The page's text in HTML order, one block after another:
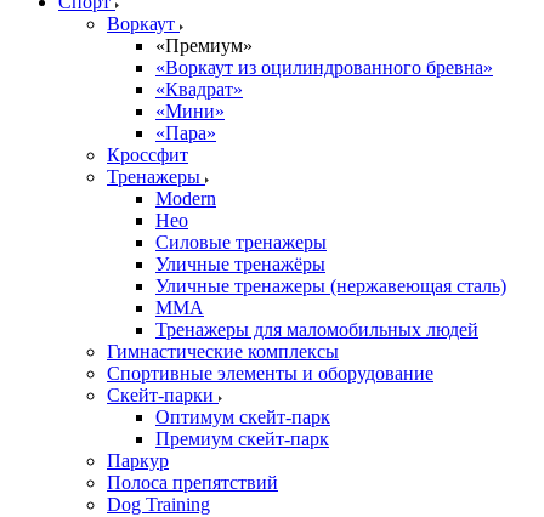
Воркаут
«Премиум»
«Воркаут из оцилиндрованного бревна»
«Квадрат»
«Мини»
«Пара»
Кроссфит
Тренажеры
Modern
Нео
Силовые тренажеры
Уличные тренажёры
Уличные тренажеры (нержавеющая сталь)
ММА
Тренажеры для маломобильных людей
Гимнастические комплексы
Спортивные элементы и оборудование
Скейт-парки
Оптимум скейт-парк
Премиум скейт-парк
Паркур
Полоса препятствий
Dog Training